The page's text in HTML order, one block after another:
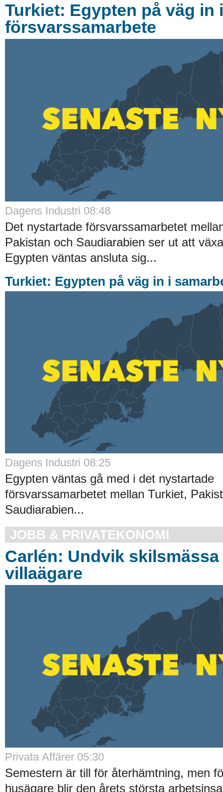
Turkiet: Egypten på väg in i
försvarssamarbete
Dagens Industri 08:48
Det nystartade försvarssamarbetet
Pakistan och Saudiarabien ser ut att
Egypten väntas ansluta sig...
Turkiet: Egypten på väg in i
Dagens Industri 08:25
Egypten väntas gå med i det nystartade
försvarssamarbetet mellan Turkiet,
Saudiarabien...
JOBB & PRIVATEKONOMI
Carlén: Undvik
villaägare
Privata Affärer 05:30
Semestern är till för återhämtning, men
husägare blir den årets största